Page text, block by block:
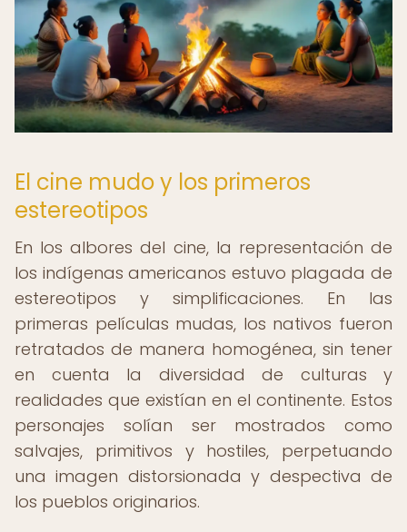
El cine mudo y los primeros
estereotipos
En los albores del cine, la representación de
los indígenas americanos estuvo plagada de
estereotipos y simplificaciones. En las
primeras películas mudas, los nativos fueron
retratados de manera homogénea, sin tener
en cuenta la diversidad de culturas y
realidades que existían en el continente. Estos
personajes solían ser mostrados como
salvajes, primitivos y hostiles, perpetuando
una imagen distorsionada y despectiva de
los pueblos originarios.